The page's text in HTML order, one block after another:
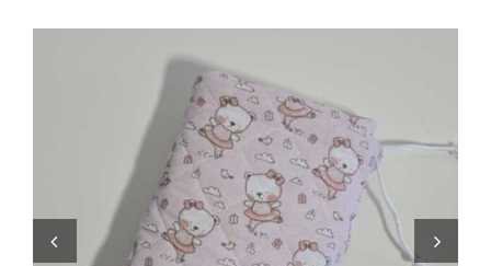
Lista Nascita
Blog
Eventi